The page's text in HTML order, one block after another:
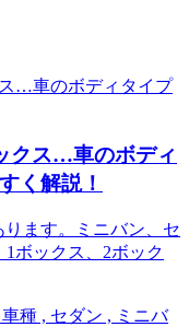
クス…車のボディ
く解説！
ます。ミニバン、セ
ボックス、2ボック
種 , セダン , ミニバ